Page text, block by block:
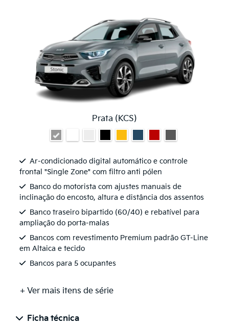
Prata (KCS)
Ar-condicionado digital automático e controle
frontal "Single Zone" com filtro anti pólen
Banco do motorista com ajustes manuais de
inclinação do encosto, altura e distância dos assentos
Banco traseiro bipartido (60/40) e rebatível para
ampliação do porta-malas
Bancos com revestimento Premium padrão GT-Line
em Altaica e tecido
Bancos para 5 ocupantes
+ Ver mais itens de série
Ficha técnica